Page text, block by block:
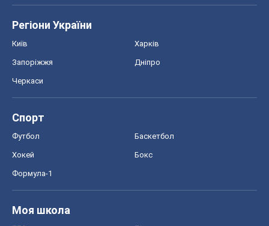
Регіони України
Київ Харків
Запоріжжя Дніпро
Черкаси
Спорт
Футбол Баскетбол
Хокей Бокс
Формула-1
Моя школа